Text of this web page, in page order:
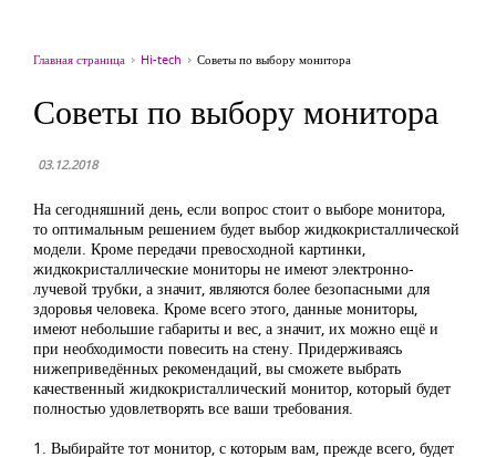
Главная страница Hi-tech Советы по выбору монитора
Советы по выбору монитора
03.12.2018
На сегодняшний день, если вопрос стоит о выборе монитора,
то оптимальным решением будет выбор жидкокристаллической
модели. Кроме передачи превосходной картинки,
жидкокристаллические мониторы не имеют электронно-
лучевой трубки, а значит, являются более безопасными для
здоровья человека. Кроме всего этого, данные мониторы,
имеют небольшие габариты и вес, а значит, их можно ещё и
при необходимости повесить на стену. Придерживаясь
нижеприведённых рекомендаций, вы сможете выбрать
качественный жидкокристаллический монитор, который будет
полностью удовлетворять все ваши требования.
1. Выбирайте тот монитор, с которым вам, прежде всего, будет